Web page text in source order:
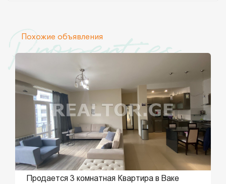
Properties
Похожие объявления
Продается 3 комнатная Квартира в Ваке